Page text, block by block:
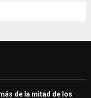
H
de la mitad de los